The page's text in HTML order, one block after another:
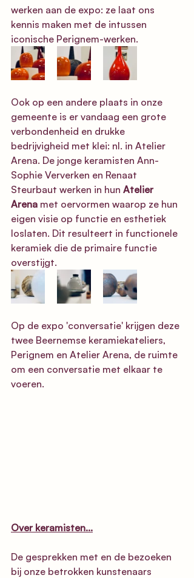
werken aan de expo: ze laat ons
kennis maken met de intussen
iconische Perignem-werken.
Ook op een andere plaats in onze
gemeente is er vandaag een grote
verbondenheid en drukke
bedrijvigheid met klei: nl. in Atelier
Arena. De jonge keramisten Ann-
Sophie Ververken en Renaat
Steurbaut werken in hun Atelier
Arena met oervormen waarop ze hun
eigen visie op functie en esthetiek
loslaten. Dit resulteert in functionele
keramiek die de primaire functie
overstijgt.
Op de expo 'conversatie' krijgen deze
twee Beernemse keramiekateliers,
Perignem en Atelier Arena, de ruimte
om een conversatie met elkaar te
voeren.
Over keramisten...
De gesprekken met en de bezoeken
bij onze betrokken kunstenaars